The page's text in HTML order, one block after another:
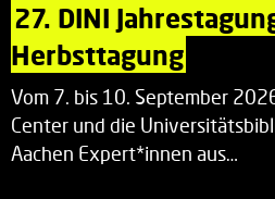
27. DINI
Herbsttagung
Vom 7. bis 10. September
Center und die
Aachen Expert*innen aus…